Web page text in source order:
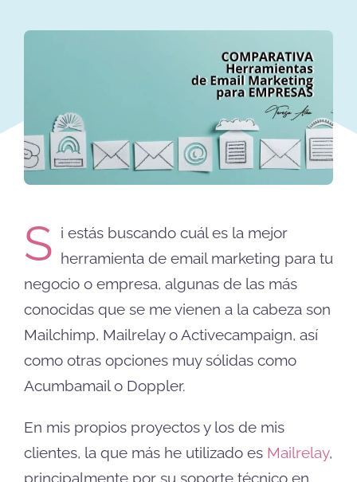
S i estás buscando cuál es la mejor
herramienta de email marketing para tu
negocio o empresa, algunas de las más
conocidas que se me vienen a la cabeza son
Mailchimp, Mailrelay o Activecampaign, así
como otras opciones muy sólidas como
Acumbamail o Doppler.
En mis propios proyectos y los de mis
clientes, la que más he utilizado es Mailrelay,
principalmente por su soporte técnico en